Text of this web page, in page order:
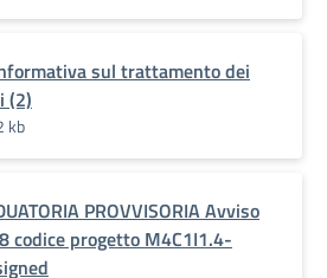
sul trattamento dei
(2)
kb
PROVVISORIA Avviso
codice progetto M4C1I1.4-